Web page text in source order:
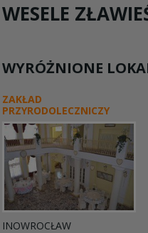
WESELE
WYRÓŻNIONE
ZAKŁAD
PRZYRODOLECZNICZY
INOWROCŁAW